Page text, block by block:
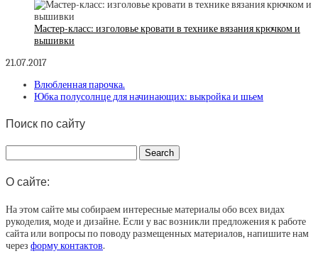
Мастер-класс: изголовье кровати в технике вязания крючком и
вышивки
21.07.2017
Влюбленная парочка.
Юбка полусолнце для начинающих: выкройка и шьем
Поиск по сайту
О сайте:
На этом сайте мы собираем интересные материалы обо всех видах
рукоделия, моде и дизайне. Если у вас возникли предложения к работе
сайта или вопросы по поводу размещенных материалов, напишите нам
через форму контактов.